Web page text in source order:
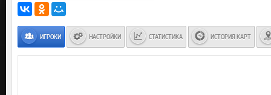
ИГРОКИ НАСТРОЙКИ СТАТИСТИКА ИСТОРИЯ КАРТ